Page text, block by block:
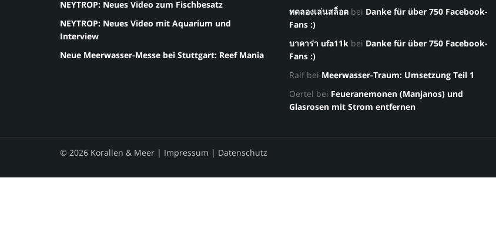
NEYTROP: Neues Video zum Fischbesatz
NEYTROP: Neues Video mit Aquarium und
Interview
Neue Meerwasser-Messe bei Stuttgart: Reef Mania
ทดลองเล่นสล็อต bei Danke für über 750 Facebook-
Fans :)
บาคาร่า ufa11k bei Danke für über 750 Facebook-
Fans :)
Ralf bei Meerwasser-Traum: Umsetzung Teil 1
Oertel bei Feueranemonen (Manjanos) und
Glasrosen mit Strom entfernen
© 2026 Korallen & Meer | Impressum | Datenschutz